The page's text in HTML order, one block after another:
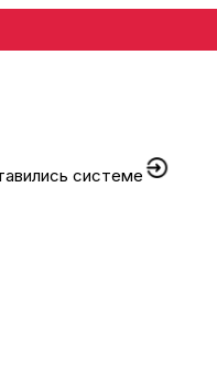
системе